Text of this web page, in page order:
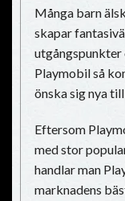
Många barn
skapar
utgångspunkter
Playmobil så
önska sig nya
Eftersom
med stor
handlar man
marknadens